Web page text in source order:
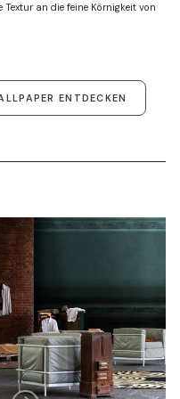
Textur an die feine Körnigkeit von
ENTDECKEN